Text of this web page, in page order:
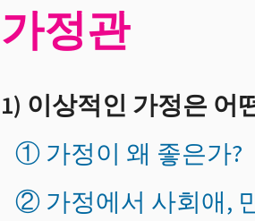
가정관
1) 이상적인 가정은 어
① 가정이 왜 좋은가?
② 가정에서 사회애,